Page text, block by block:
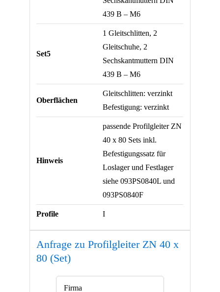
439 B – M6
Set5
1 Gleitschlitten, 2
Gleitschuhe, 2
Sechskantmuttern DIN
439 B – M6
Oberflächen
Gleitschlitten: verzinkt
Befestigung: verzinkt
Hinweis
passende Profilgleiter ZN
40 x 80 Sets inkl.
Befestigungssatz für
Loslager und Festlager
siehe 093PS0840L und
093PS0840F
Profile I
Anfrage zu Profilgleiter ZN 40 x
80 (Set)